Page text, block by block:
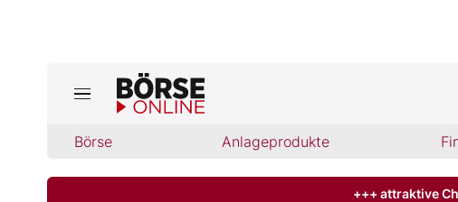
Börse Anlageprodukte
Jetzt aktuelle Ausgabe BÖRSE ONLINE lesen
+++ attraktive